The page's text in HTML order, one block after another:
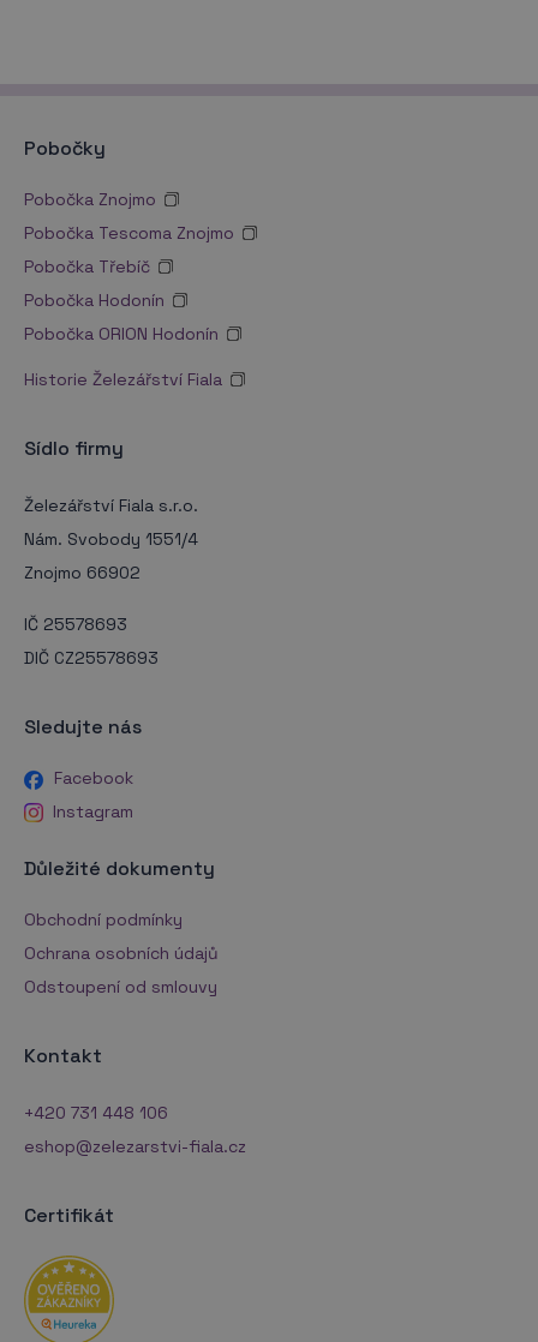
Pobočky
Pobočka Znojmo
Pobočka Tescoma Znojmo
Pobočka Třebíč
Pobočka Hodonín
Pobočka ORION Hodonín
Historie Železářství Fiala
Sídlo firmy
Železářství Fiala s.r.o.
Nám. Svobody 1551/4
Znojmo 66902
IČ 25578693
DIČ CZ25578693
Sledujte nás
Facebook
Instagram
Důležité dokumenty
Obchodní podmínky
Ochrana osobních údajů
Odstoupení od smlouvy
Kontakt
+420 731 448 106
eshop@zelezarstvi-fiala.cz
Certifikát